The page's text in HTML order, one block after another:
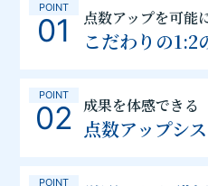
POINT
01 点数アップを可能
こだわりの1:2
POINT
02 成果を体感できる
点数アップシ
POINT